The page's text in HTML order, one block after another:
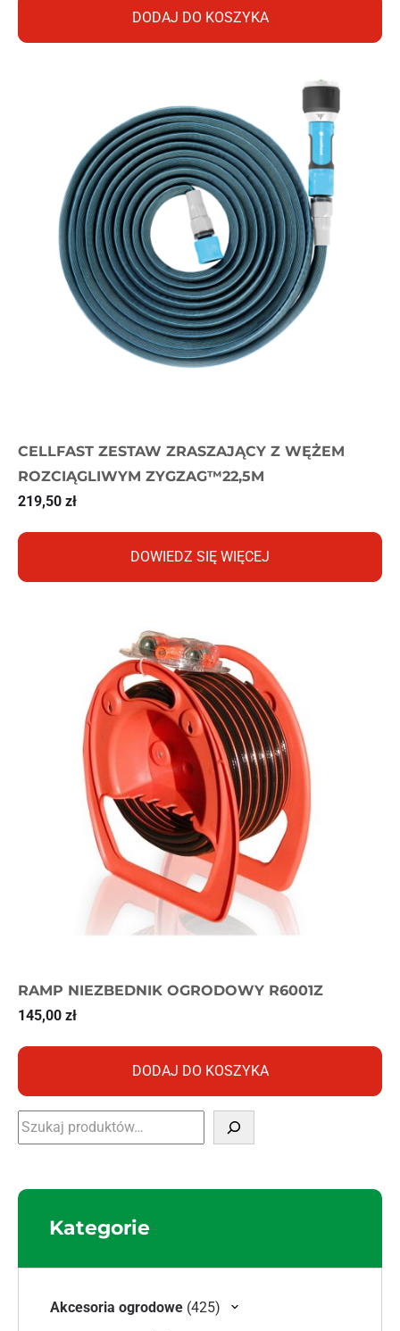
Szukaj
Kategorie
Akcesoria ogrodowe 425425 produktów
DODAJ DO KOSZYKA
CELLFAST ZESTAW ZRASZAJĄCY Z WĘŻEM
ROZCIĄGLIWYM ZYGZAG™22,5M
219,50 zł
DOWIEDZ SIĘ WIĘCEJ
RAMP NIEZBEDNIK OGRODOWY R6001Z
145,00 zł
DODAJ DO KOSZYKA